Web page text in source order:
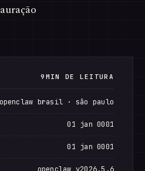
9MIN DE LEITURA
openclaw brasil · são paulo
01 jan 0001
01 jan 0001